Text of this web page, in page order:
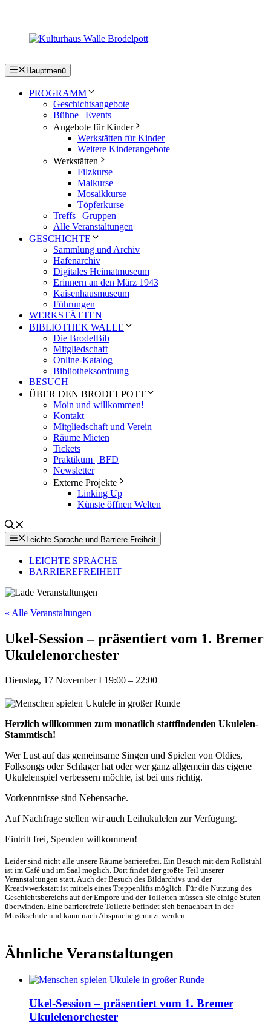
springen
Hauptmenü
PROGRAMM
Geschichtsangebote
Bühne | Events
Angebote für Kinder
Werkstätten für Kinder
Weitere Kinderangebote
Werkstätten
Filzkurse
Malkurse
Mosaikkurse
Töpferkurse
Treffs | Gruppen
Alle Veranstaltungen
GESCHICHTE
Sammlung und Archiv
Hafenarchiv
Digitales Heimatmuseum
Erinnern an den März 1943
Kaisenhausmuseum
Führungen
WERKSTÄTTEN
BIBLIOTHEK WALLE
Die BrodelBib
Mitgliedschaft
Online-Katalog
Bibliotheksordnung
BESUCH
ÜBER DEN BRODELPOTT
Moin und willkommen!
Kontakt
Mitgliedschaft und Verein
Räume Mieten
Tickets
Praktikum | BFD
Newsletter
Externe Projekte
Linking Up
Künste öffnen Welten
Leichte Sprache und Barriere Freiheit
LEICHTE SPRACHE
BARRIEREFREIHEIT
« Alle Veranstaltungen
Ukel-Session – präsentiert vom 1. Bremer
Ukulelenorchester
Dienstag, 17 NovemberI 19:00 – 22:00
Herzlich willkommen zum monatlich stattfindenden Ukulelen-
Stammtisch!
Wer Lust auf das gemeinsame Singen und Spielen von Oldies,
Folksongs oder Schlager hat oder wer ganz allgemein das eigene
Ukulelenspiel verbessern möchte, ist bei uns richtig.
Vorkenntnisse sind Nebensache.
Auf Nachfrage stellen wir auch Leihukulelen zur Verfügung.
Eintritt frei, Spenden willkommen!
Leider sind nicht alle unsere Räume barrierefrei. Ein Besuch mit dem Rollstuhl
ist im Café und im Saal möglich. Dort findet der größte Teil unserer
Veranstaltungen statt. Auch der Besuch des Bildarchivs und der
Kreativwerkstatt ist mittels eines Treppenlifts möglich. Für die Nutzung des
Geschichtsbereichs auf der Empore und der Toiletten müssen Sie einige Stufen
überwinden. Eine barrierefreie Toilette befindet sich benachbart in der
Musikschule und kann nach Absprache genutzt werden.
Ähnliche Veranstaltungen
Ukel-Session – präsentiert vom 1. Bremer
Ukulelenorchester